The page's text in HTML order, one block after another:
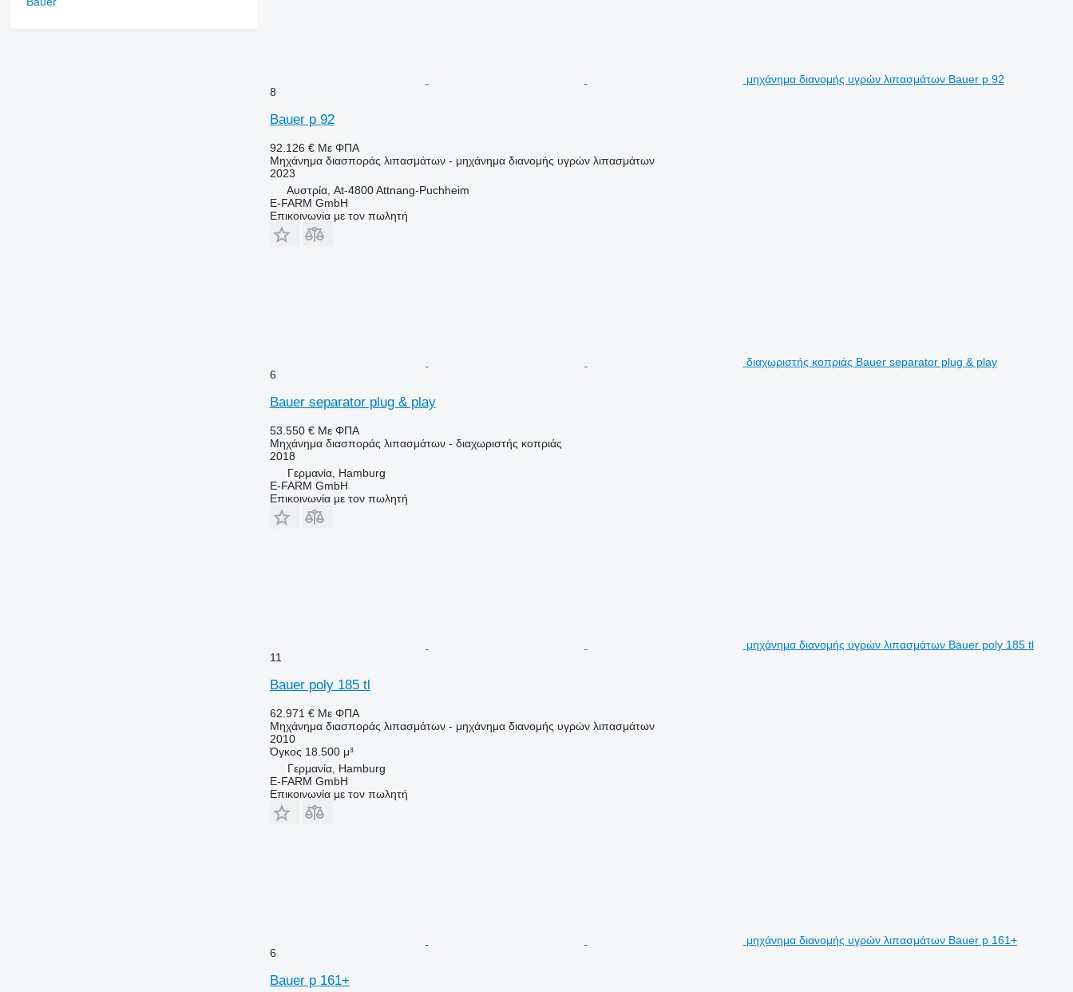
μηχάνημα διανομής υγρών λιπασμάτων Bauer p 92
8
Bauer p 92
92.126 € Με ΦΠΑ
Μηχάνημα διασποράς λιπασμάτων - μηχάνημα διανομής υγρών λιπασμάτων
2023
Αυστρία, At-4800 Attnang-Puchheim
E-FARM GmbH
Επικοινωνία με τον πωλητή
διαχωριστής κοπριάς Bauer separator plug & play
6
Bauer separator plug & play
53.550 € Με ΦΠΑ
Μηχάνημα διασποράς λιπασμάτων - διαχωριστής κοπριάς
2018
Γερμανία, Hamburg
E-FARM GmbH
Επικοινωνία με τον πωλητή
μηχάνημα διανομής υγρών λιπασμάτων Bauer poly 185 tl
11
Bauer poly 185 tl
62.971 € Με ΦΠΑ
Μηχάνημα διασποράς λιπασμάτων - μηχάνημα διανομής υγρών λιπασμάτων
2010
Όγκος 18.500 μ³
Γερμανία, Hamburg
E-FARM GmbH
Επικοινωνία με τον πωλητή
μηχάνημα διανομής υγρών λιπασμάτων Bauer p 161+
6
Bauer p 161+